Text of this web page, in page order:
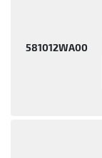
581012WA00